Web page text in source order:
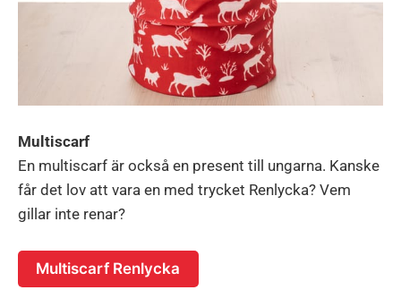
Multiscarf
En multiscarf är också en present till ungarna. Kanske
får det lov att vara en med trycket Renlycka? Vem
gillar inte renar?
Multiscarf Renlycka